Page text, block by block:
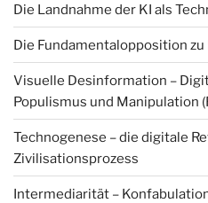
Die Landnahme der KI als
Die Fundamentalopposition zu
Visuelle Desinformation –
Populismus und Manipulation
Technogenese – die digitale
Zivilisationsprozess
Intermediarität –